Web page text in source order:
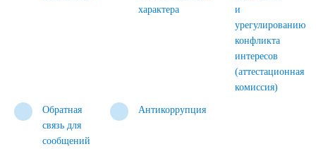
характера
и
урегулированию
конфликта
интересов
(аттестационная
комиссия)
Обратная
связь для
сообщений
Антикоррупция